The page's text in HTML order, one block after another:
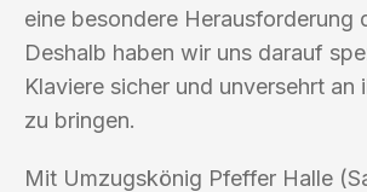
eine besondere Herausforderung
Deshalb haben wir uns darauf
Klaviere sicher und unversehrt an
zu bringen.
Mit Umzugskönig Pfeffer Halle